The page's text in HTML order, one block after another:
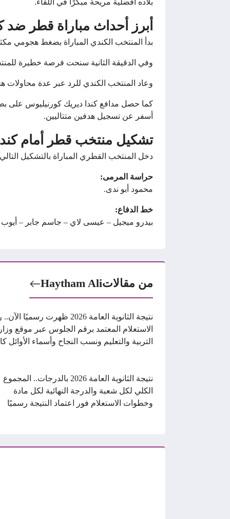
أبرز أحداث مباراة قطر ضد
بدأ المنتخب الكندي المباراة بضغط
وفي الدقيقة الثانية سنحت فرصة خطيرة
وعاد المنتخب الكندي للرد عبر عدة محاولات
كما حصل مدافع كندا ديريك كورنيليوس على
أسفر عن تسجيل هدفين متتاليين.
تشكيل منتخب قطر أمام كندا
دخل المنتخب القطري المباراة بالتشكيل
حراسة المرمى:
محمود أبو ندى.
خط الدفاع:
بيدرو ميجيل – عيسى لاي – جاسم جابر –
من مقالاتHaytham Ali
نتيجة الثانوية العامة 2026 ظهرت رسميًا
الاستعلام المعتمد برقم الجلوس عبر موقع
التربية والتعليم ونسب النجاح وأسماء الأوائل
نتيجة الثانوية العامة 2026 بالدرجات.. المجموع
الكلي لكل شعبة والدرجة النهائية لكل مادة
وخطوات الاستعلام فور اعتماد النتيجة رسميًا